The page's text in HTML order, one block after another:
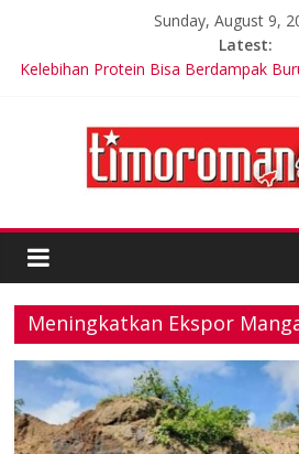
Sunday, August 9,
Latest:
Kelebihan Protein Bisa Berdampak
Trik Tetap Fit saat Intermittent Fasting
Timor-Leste Meluncurkan Kabel
Timor Leste
Meningkatkan Ekspor